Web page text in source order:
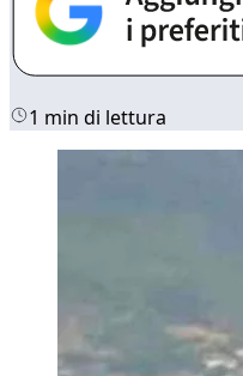
1 min di lettura